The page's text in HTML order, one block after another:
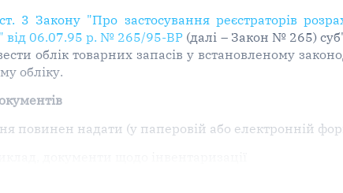
3 Закону "Про застосування реєстраторів
від 06.07.95 р. № 265/95-ВР (далі – Закон № 265)
облік товарних запасів у встановленому
обліку.
повинен надати (у паперовій або електронній